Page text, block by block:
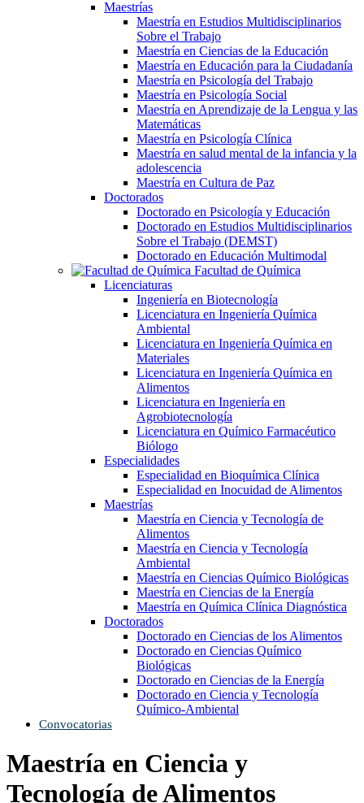
Maestrías
Maestría en Estudios Multidisciplinarios
Sobre el Trabajo
Maestría en Ciencias de la Educación
Maestría en Educación para la Ciudadanía
Maestría en Psicología del Trabajo
Maestría en Psicología Social
Maestría en Aprendizaje de la Lengua y las
Matemáticas
Maestría en Psicología Clínica
Maestría en salud mental de la infancia y la
adolescencia
Maestría en Cultura de Paz
Doctorados
Doctorado en Psicología y Educación
Doctorado en Estudios Multidisciplinarios
Sobre el Trabajo (DEMST)
Doctorado en Educación Multimodal
Facultad de Química
Licenciaturas
Ingeniería en Biotecnología
Licenciatura en Ingeniería Química
Ambiental
Licenciatura en Ingeniería Química en
Materiales
Licenciatura en Ingeniería Química en
Alimentos
Licenciatura en Ingeniería en
Agrobiotecnología
Licenciatura en Químico Farmacéutico
Biólogo
Especialidades
Especialidad en Bioquímica Clínica
Especialidad en Inocuidad de Alimentos
Maestrías
Maestría en Ciencia y Tecnología de
Alimentos
Maestría en Ciencia y Tecnología
Ambiental
Maestría en Ciencias Químico Biológicas
Maestría en Ciencias de la Energía
Maestría en Química Clínica Diagnóstica
Doctorados
Doctorado en Ciencias de los Alimentos
Doctorado en Ciencias Químico
Biológicas
Doctorado en Ciencias de la Energía
Doctorado en Ciencia y Tecnología
Químico-Ambiental
Convocatorias
Maestría en Ciencia y
Tecnología de Alimentos